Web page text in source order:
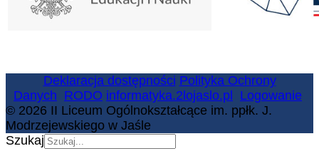
Deklaracja dostępności Polityka Ochrony
Danych RODO informatyka.2lojaslo.pl
Logowanie
© 2026 II Liceum Ogólnokształcące im. ppłk. J.
Modrzejewskiego w Jaśle
Szukaj